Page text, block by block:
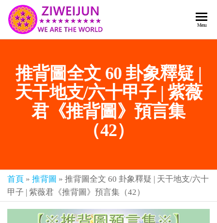
紫薇
《推
背
圖》
預
言-
君寰
宇傳
奇官
網
世
主
樂
章-
人
人
都
亞-
個
是
Menu
推背圖全文 60 卦象釋疑 |
天干地支/六十甲子 | 紫薇
君《推背圖》預言集
（42）
首頁 » 推背圖 » 推背圖全文 60 卦象釋疑 | 天干地支/六十
甲子 | 紫薇君《推背圖》預言集（42）